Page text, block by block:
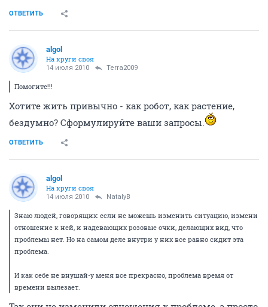
ОТВЕТИТЬ
algol
На круги своя
14 июля 2010 Terra2009
Помогите!!!
Хотите жить привычно - как робот, как растение,
бездумно? Сформулируйте ваши запросы.
ОТВЕТИТЬ
algol
На круги своя
14 июля 2010 NatalyB
Знаю людей, говорящих: если не можешь изменить ситуацию, измени
отношение к ней, и надевающих розовые очки, делающих вид, что
проблемы нет. Но на самом деле внутри у них все равно сидит эта
проблема.
И как себе не внушай-у меня все прекрасно, проблема время от
времени вылезает.